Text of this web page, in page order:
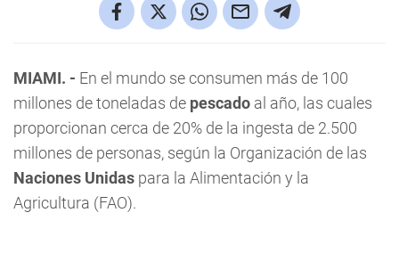
MIAMI. - En el mundo se consumen más de 100
millones de toneladas de pescado al año, las cuales
proporcionan cerca de 20% de la ingesta de 2.500
millones de personas, según la Organización de las
Naciones Unidas para la Alimentación y la
Agricultura (FAO).